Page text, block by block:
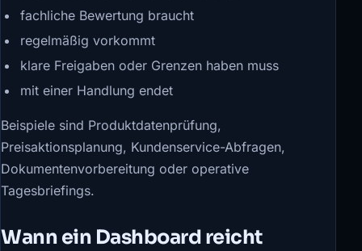
fachliche Bewertung braucht
regelmäßig vorkommt
klare Freigaben oder Grenzen haben muss
mit einer Handlung endet
Beispiele sind Produktdatenprüfung,
Preisaktionsplanung, Kundenservice-Abfragen,
Dokumentenvorbereitung oder operative
Tagesbriefings.
Wann ein Dashboard reicht